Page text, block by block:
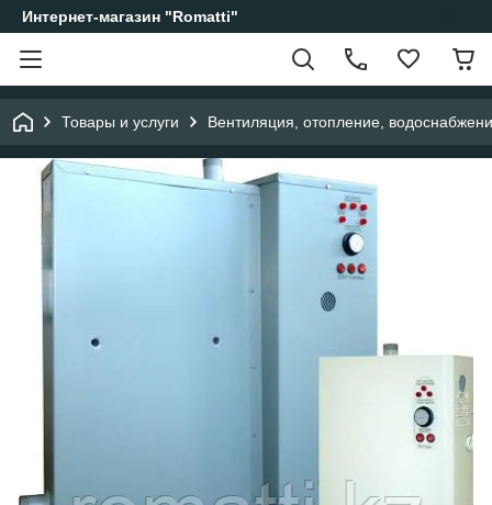
Интернет-магазин "Romatti"
Товары и услуги Вентиляция, отопление,